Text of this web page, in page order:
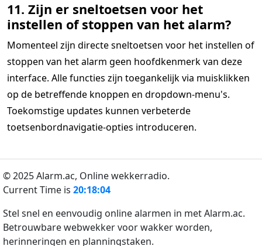
11. Zijn er sneltoetsen voor het
instellen of stoppen van het alarm?
Momenteel zijn directe sneltoetsen voor het instellen of
stoppen van het alarm geen hoofdkenmerk van deze
interface. Alle functies zijn toegankelijk via muisklikken
op de betreffende knoppen en dropdown-menu's.
Toekomstige updates kunnen verbeterde
toetsenbordnavigatie-opties introduceren.
© 2025 Alarm.ac, Online wekkerradio.
Current Time is 20:18:04
Stel snel en eenvoudig online alarmen in met Alarm.ac.
Betrouwbare webwekker voor wakker worden,
herinneringen en planningstaken.